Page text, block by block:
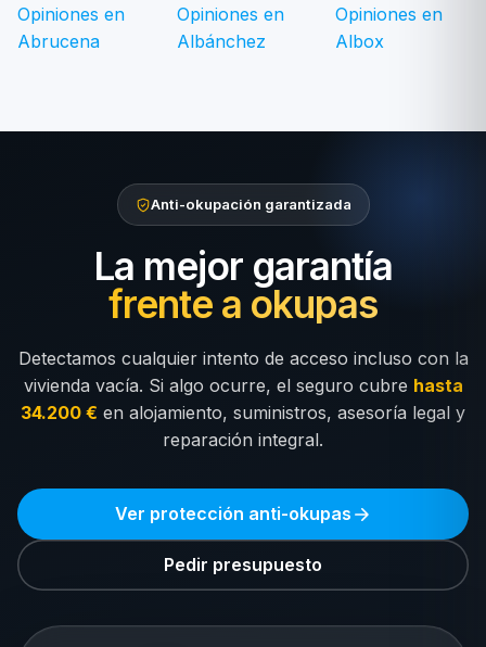
Opiniones en
Abrucena
Opiniones en
Albánchez
Opiniones en
Albox
Anti-okupación garantizada
La mejor garantía
frente a okupas
Detectamos cualquier intento de acceso incluso con la
vivienda vacía. Si algo ocurre, el seguro cubre hasta
34.200 € en alojamiento, suministros, asesoría legal y
reparación integral.
Ver protección anti-okupas
Pedir presupuesto